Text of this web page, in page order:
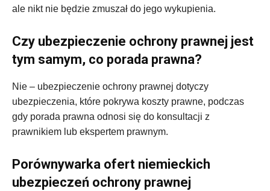
ale nikt nie będzie zmuszał do jego wykupienia.
Czy ubezpieczenie ochrony prawnej jest
tym samym, co porada prawna?
Nie – ubezpieczenie ochrony prawnej dotyczy
ubezpieczenia, które pokrywa koszty prawne, podczas
gdy porada prawna odnosi się do konsultacji z
prawnikiem lub ekspertem prawnym.
Porównywarka ofert niemieckich
ubezpieczeń ochrony prawnej